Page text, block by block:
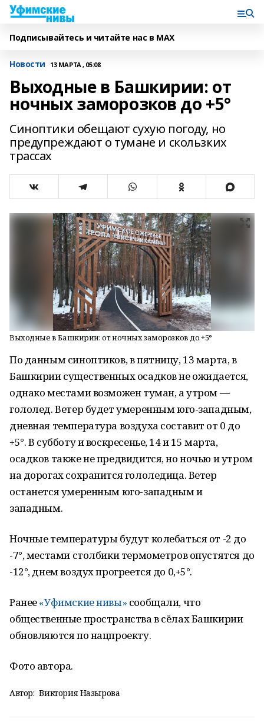
Подписывайтесь и читайте нас в MAX
Новости 13 МАРТА , 05:08
Выходные в Башкирии: от
ночных заморозков до +5°
Синоптики обещают сухую погоду, но
предупреждают о тумане и скользких
трассах
Выходные в Башкирии: от ночных заморозков до +5°
По данным синоптиков, в пятницу, 13 марта, в
Башкирии существенных осадков не ожидается,
однако местами возможен туман, а утром —
гололед. Ветер будет умеренным юго-западным,
дневная температура воздуха составит от 0 до
+5°. В субботу и воскресенье, 14 и 15 марта,
осадков также не предвидится, но ночью и утром
на дорогах сохранится гололедица. Ветер
останется умеренным юго-западным и
западным.
Ночные температуры будут колебаться от -2 до
-7°, местами столбики термометров опустятся до
-12°, днем воздух прогреется до 0,+5°.
Ранее«Уфимские нивы» сообщали, что
общественные пространства в сёлах Башкирии
обновляются по нацпроекту.
Фото автора.
Автор: Виктория Назырова